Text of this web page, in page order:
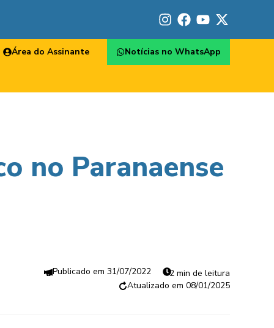
Área do Assinante Notícias no WhatsApp
no Paranaense
31/07/2022
2 min de leitura
08/01/2025